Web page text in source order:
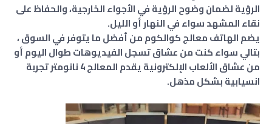
الرؤية لضمان وضوح الرؤية في الأجواء الخارجية، والحفاظ على
نقاء المشهد سواء في النهار أو الليل.
يضم الهاتف معالج كوالكوم من أفضل ما يتوفر في السوق ،
بتالي سواء كنت من عشاق تسجل الفيديوهات طوال اليوم أو
من عشاق الألعاب الإلكترونية يقدم المعالج 4 نانومتر تجربة
انسيابية بشكل مذهل.